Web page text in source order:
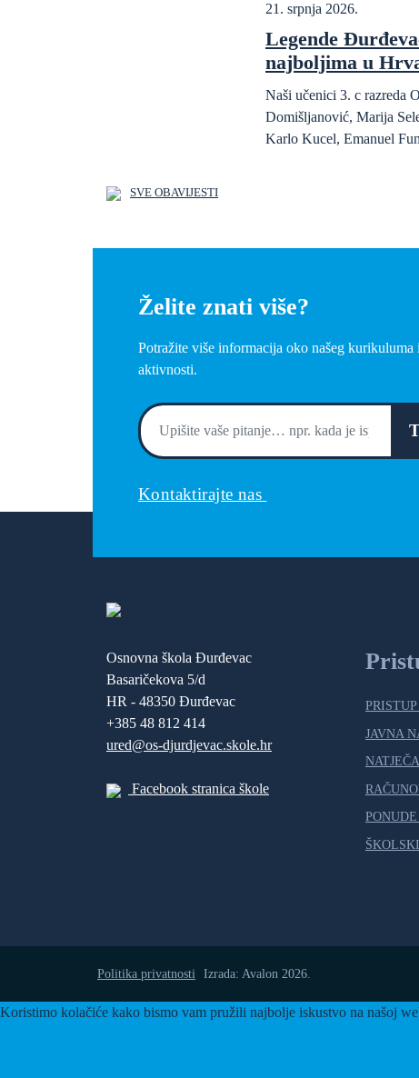
21. srpnja 2026.
Legende
najboljima u
Naši učenici 3. c razreda
Domišljanović, Marija
Karlo Kucel, Emanuel
SVE OBAVIJESTI
Želite znati više?
Potražite više informacija oko našeg kurikuluma i
aktivnosti.
Kontaktirajte nas
Osnovna škola Đurđevac
Basaričekova 5/d
HR - 48350 Đurđevac
+385 48 812 414
ured@os-djurdjevac.skole.hr
Facebook stranica škole
JAVNA
Politika privatnosti Izrada: Avalon 2026.
Koristimo kolačiće kako bismo vam pružili najbolje iskustvo na našoj